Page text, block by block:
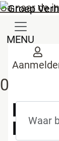
Ga naar de
MENU
0
M/S